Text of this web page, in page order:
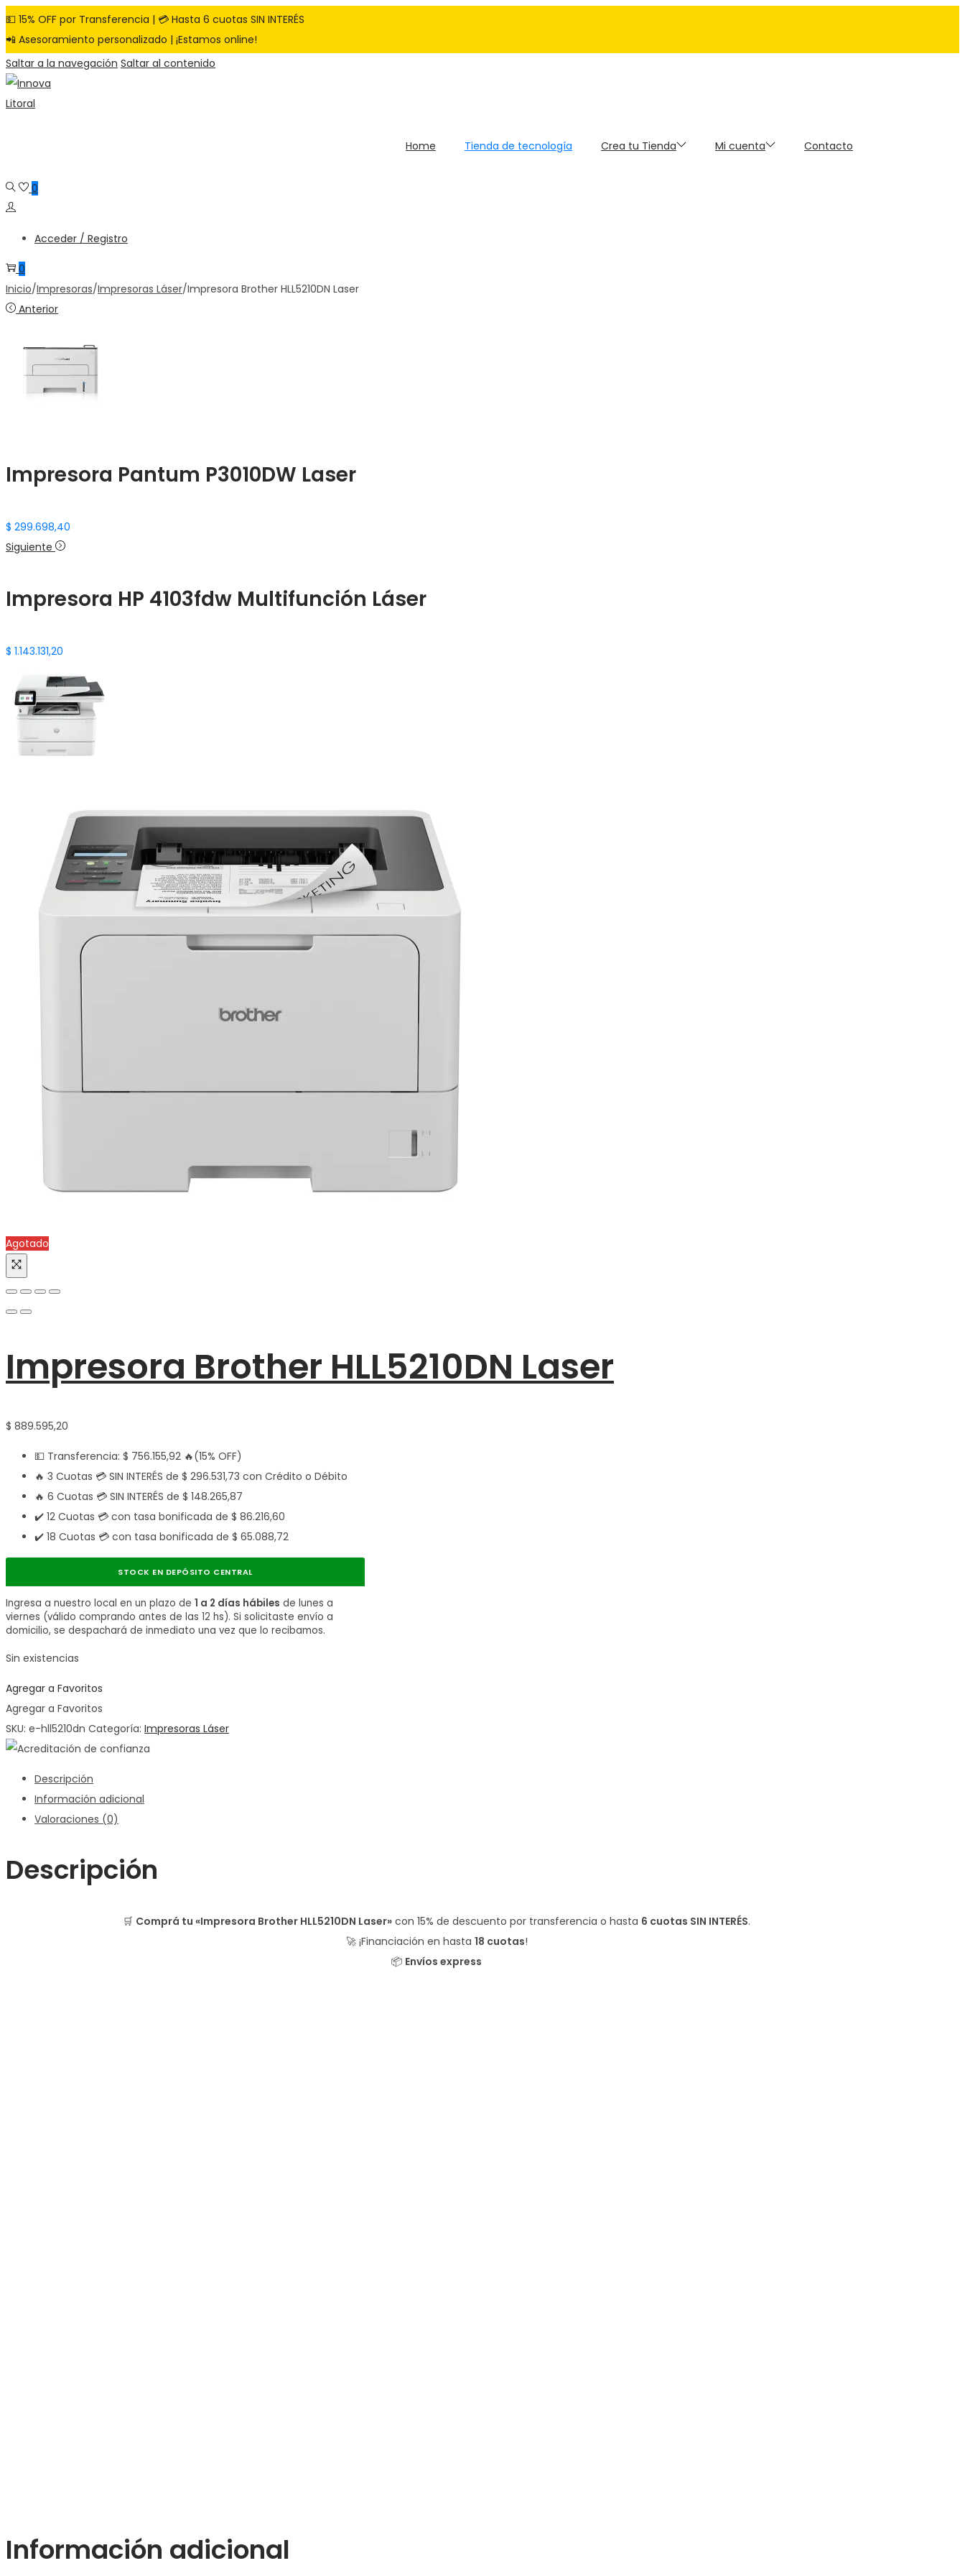
💵 15% OFF por Transferencia | 💳 Hasta 6 cuotas SIN INTERÉS
📲 Asesoramiento personalizado | ¡Estamos online!
Saltar a la navegación Saltar al contenido
Home Tienda de tecnología Crea tu Tienda Mi cuenta Contacto
0
Acceder / Registro
0
Inicio/Impresoras/Impresoras Láser/Impresora Brother HLL5210DN Laser
Anterior
Impresora Pantum P3010DW Laser
$ 299.698,40
Siguiente
Impresora HP 4103fdw Multifunción Láser
$ 1.143.131,20
Agotado
Impresora Brother HLL5210DN Laser
$ 889.595,20
💵 Transferencia: $ 756.155,92 🔥(15% OFF)
🔥 3 Cuotas 💳 SIN INTERÉS de $ 296.531,73 con Crédito o Débito
🔥 6 Cuotas 💳 SIN INTERÉS de $ 148.265,87
✔️ 12 Cuotas 💳 con tasa bonificada de $ 86.216,60
✔️ 18 Cuotas 💳 con tasa bonificada de $ 65.088,72
STOCK EN DEPÓSITO CENTRAL
Ingresa a nuestro local en un plazo de 1 a 2 días hábiles de lunes a
viernes (válido comprando antes de las 12 hs). Si solicitaste envío a
domicilio, se despachará de inmediato una vez que lo recibamos.
Sin existencias
Agregar a Favoritos
Agregar a Favoritos
SKU: e-hll5210dn Categoría: Impresoras Láser
Descripción
Información adicional
Valoraciones (0)
Descripción
🛒 Comprá tu «Impresora Brother HLL5210DN Laser» con 15% de descuento por transferencia o hasta 6 cuotas SIN INTERÉS.
🚀 ¡Financiación en hasta 18 cuotas!
📦 Envíos express
Información adicional